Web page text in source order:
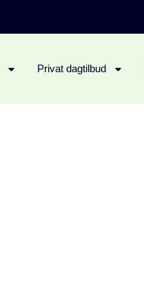
Privat dagtilbud